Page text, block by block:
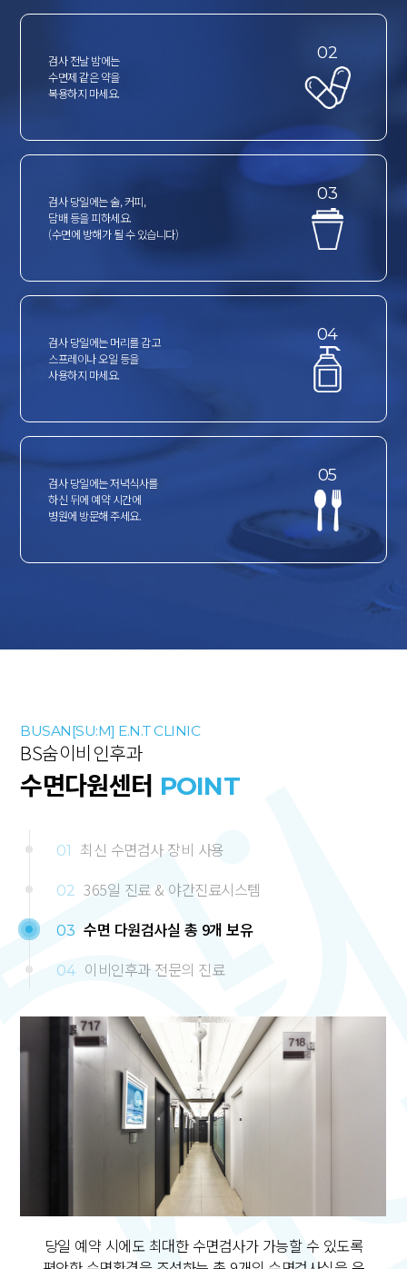
검사 전날 밤에는
수면제 같은 약을
복용하지 마세요.
02
검사 당일에는 술, 커피,
담배 등을 피하세요.
(수면에 방해가 될 수 있습니다)
03
검사 당일에는 머리를 감고
스프레이나 오일 등을
사용하지 마세요.
04
검사 당일에는 저녁식사를
하신 뒤에 예약 시간에
병원에 방문해 주세요.
05
당일 예약 시에도 최대한 수면검사가 가능할 수 있도록
BUSAN[SU:M] E.N.T CLINIC
BS숨이비인후과
수면다원센터 POINT
01 최신 수면검사 장비 사용
02 365일 진료 & 야간진료시스템
03 수면 다원검사실 총 9개 보유
04 이비인후과 전문의 진료